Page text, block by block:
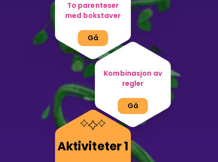
To parenteser
med bokstaver
Gå
Kombinasjon av
regler
Gå
Aktiviteter 1